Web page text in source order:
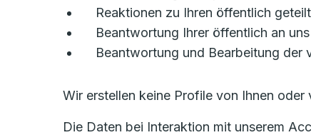
Reaktionen zu Ihren öffentlich
Beantwortung Ihrer öffentlich an
Beantwortung und Bearbeitung der
Wir erstellen keine Profile von Ihnen
Die Daten bei Interaktion mit unserem